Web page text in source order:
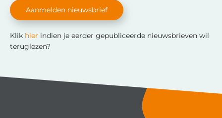
Aanmelden nieuwsbrief
Klik hier indien je eerder gepubliceerde nieuwsbrieven wil
teruglezen?